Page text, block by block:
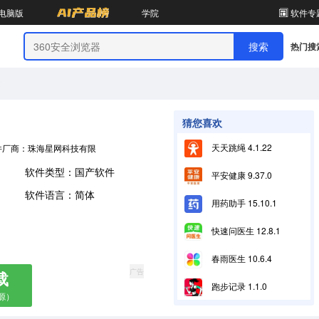
脑版 学院 软件专
热门搜
商：珠海星网科技有限公司
软件类型：国产软件
软件语言：简体
广告
猜您喜欢
天天跳绳 4.1.22
平安健康 9.37.0
用药助手 15.10.1
快速问医生 12.8.1
春雨医生 10.6.4
跑步记录 1.1.0